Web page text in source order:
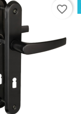
favorite_border